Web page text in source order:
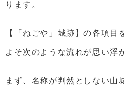
ります。
【「ねごや」城跡】の各項目
よそ次のような流れが思い浮
まず、名称が判然としない山